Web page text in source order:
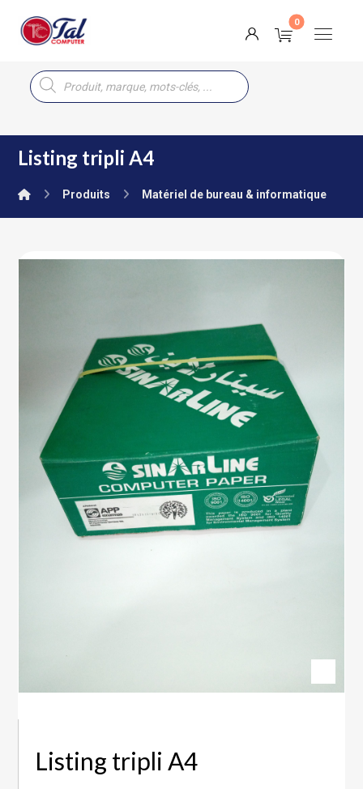
Listing tripli A4
Produits Matériel de bureau & informatique
Listing tripli A4